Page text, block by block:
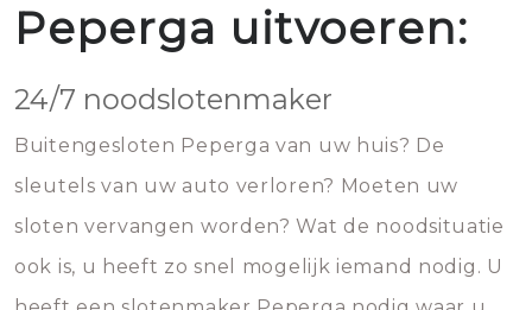
Peperga uitvoeren:
24/7 noodslotenmaker
Buitengesloten Peperga van uw huis? De
sleutels van uw auto verloren? Moeten uw
sloten vervangen worden? Wat de noodsituatie
ook is, u heeft zo snel mogelijk iemand nodig. U